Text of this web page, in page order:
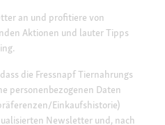
an und profitiere von
Aktionen und lauter Tipps
die Fressnapf Tiernahrungs
personenbezogenen Daten
Einkaufshistorie)
Newsletter und, nach